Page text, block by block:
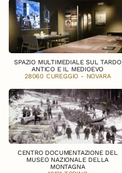
SPAZIO MULTIMEDIALE SUL TARDO
ANTICO E IL MEDIOEVO
28060 CUREGGIO - NOVARA
CENTRO DOCUMENTAZIONE DEL
MUSEO NAZIONALE DELLA
MONTAGNA